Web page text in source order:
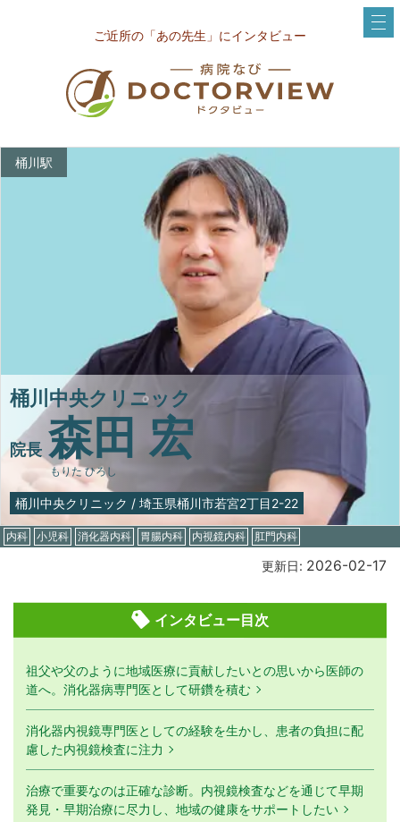
ご近所の「あの先生」にインタビュー
桶川駅
桶川中央クリニック
院長 森田 宏
もりた ひろし
桶川中央クリニック / 埼玉県桶川市若宮2丁目2-22
内科 小児科 消化器内科 胃腸内科 内視鏡内科 肛門内科
更新日: 2026-02-17
インタビュー目次
祖父や父のように地域医療に貢献したいとの思いから医師の
道へ。消化器病専門医として研鑽を積む
消化器内視鏡専門医としての経験を生かし、患者の負担に配
慮した内視鏡検査に注力
治療で重要なのは正確な診断。内視鏡検査などを通じて早期
発見・早期治療に尽力し、地域の健康をサポートしたい